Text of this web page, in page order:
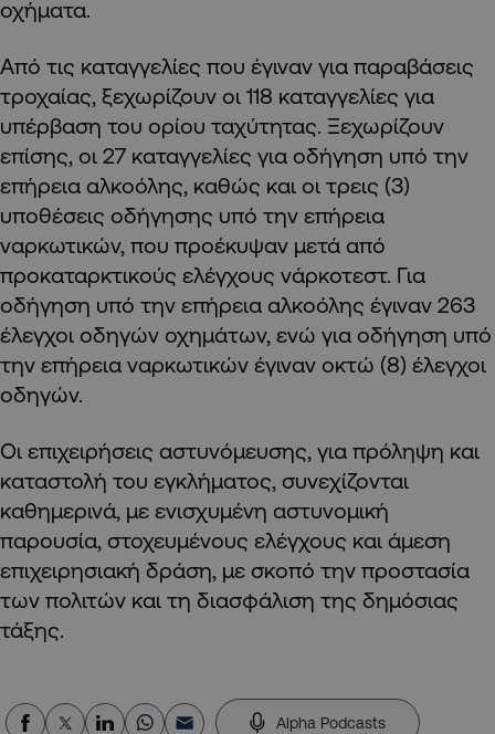
οχήματα.
Από τις καταγγελίες που έγιναν για παραβάσεις
τροχαίας, ξεχωρίζουν οι 118 καταγγελίες για
υπέρβαση του ορίου ταχύτητας. Ξεχωρίζουν
επίσης, οι 27 καταγγελίες για οδήγηση υπό την
επήρεια αλκοόλης, καθώς και οι τρεις (3)
υποθέσεις οδήγησης υπό την επήρεια
ναρκωτικών, που προέκυψαν μετά από
προκαταρκτικούς ελέγχους νάρκοτεστ. Για
οδήγηση υπό την επήρεια αλκοόλης έγιναν 263
έλεγχοι οδηγών οχημάτων, ενώ για οδήγηση υπό
την επήρεια ναρκωτικών έγιναν οκτώ (8) έλεγχοι
οδηγών.
Οι επιχειρήσεις αστυνόμευσης, για πρόληψη και
καταστολή του εγκλήματος, συνεχίζονται
καθημερινά, με ενισχυμένη αστυνομική
παρουσία, στοχευμένους ελέγχους και άμεση
επιχειρησιακή δράση, με σκοπό την προστασία
των πολιτών και τη διασφάλιση της δημόσιας
τάξης.
Alpha Podcasts